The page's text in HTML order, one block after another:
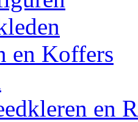
en Koffers
en